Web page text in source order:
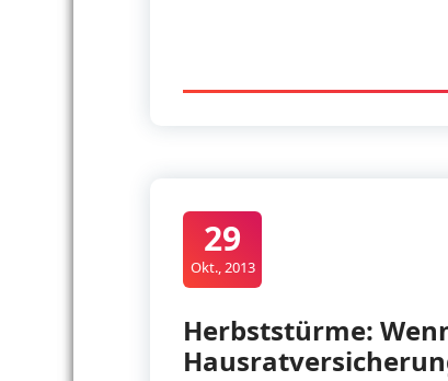
29
Okt., 2013
Herbststürme: